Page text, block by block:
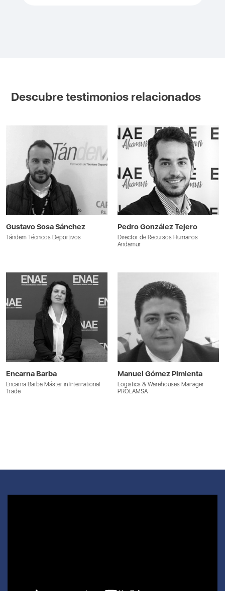
Descubre testimonios relacionados
Gustavo Sosa Sánchez
Tándem Técnicos Deportivos
Pedro González Tejero
Director de Recursos Humanos
Andamur
Encarna Barba
Encarna Barba Máster in International
Trade
Manuel Gómez Pimienta
Logistics & Warehouses Manager
PROLAMSA